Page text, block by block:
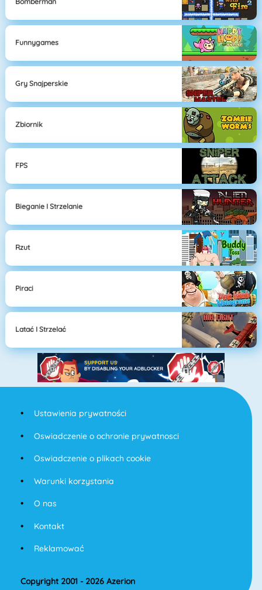
Funnygames
Gry Snajperskie
Zbiornik
FPS
Bieganie I Strzelanie
Rzut
Piraci
Latać I Strzelać
Ustawienia prywatności
Oswiadczenie o ochronie prywatnosci
Oswiadczenie o plikach cookie
Warunki korzystania
O nas
Kontakt
Reklamować
Copyright 2001 - 2026 Azerion